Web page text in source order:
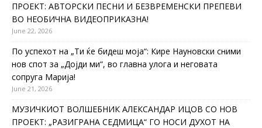
ПРОЕКТ: АВТОРСКИ ПЕСНИ И БЕЗВРЕМЕНСКИ ПРЕПЕВИ
ВО НЕОБИЧНА ВИДЕОПРИКАЗНА!
June 22, 2026
По успехот на „Ти ќе бидеш моја“: Кире Науновски сними
нов спот за „Дојди ми“, во главна улога и неговата
сопруга Марија!
June 21, 2026
МУЗИЧКИОТ ВОЛШЕБНИК АЛЕКСАНДАР ИЦОВ СО НОВ
ПРОЕКТ: „РАЗИГРАНА СЕДМИЦА“ ГО НОСИ ДУХОТ НА